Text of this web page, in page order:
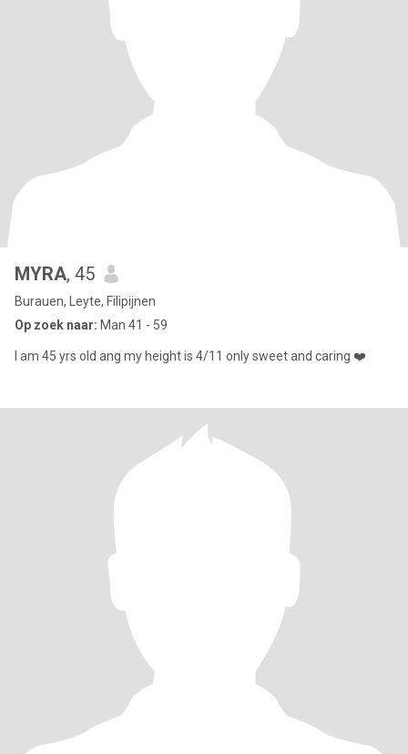
MYRA, 45
Burauen, Leyte, Filipijnen
Op zoek naar: Man 41 - 59
I am 45 yrs old ang my height is 4/11 only sweet and caring ❤️